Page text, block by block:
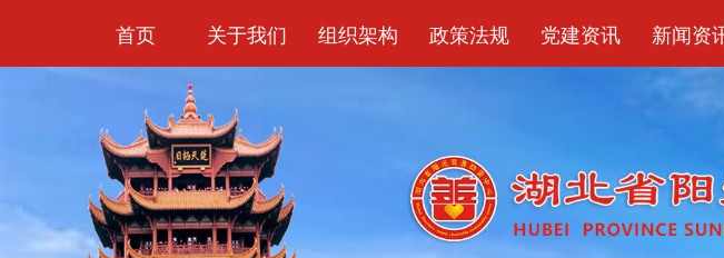
首页 关于我们 组织架构 政策法规 党建资讯 新闻资